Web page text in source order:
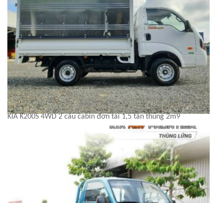
KIA K200S 4WD 2 cầu cabin đơn tải 1,5 tấn thùng 2m9